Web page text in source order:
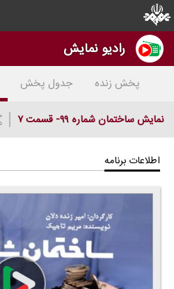
رادیو نمایش
پخش زنده جدول پخش
نمایش ساختمان شماره ۹۹- قسمت ۷
اطلاعات برنامه